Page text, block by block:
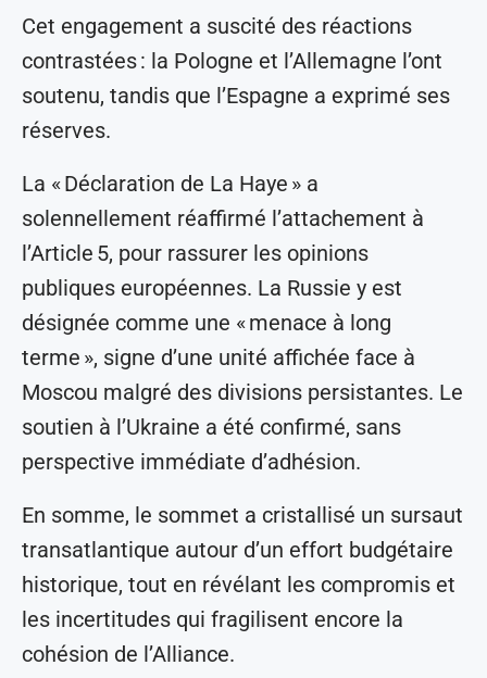
Cet engagement a suscité des réactions
contrastées : la Pologne et l’Allemagne l’ont
soutenu, tandis que l’Espagne a exprimé ses
réserves.
La « Déclaration de La Haye » a
solennellement réaffirmé l’attachement à
l’Article 5, pour rassurer les opinions
publiques européennes. La Russie y est
désignée comme une « menace à long
terme », signe d’une unité affichée face à
Moscou malgré des divisions persistantes. Le
soutien à l’Ukraine a été confirmé, sans
perspective immédiate d’adhésion.
En somme, le sommet a cristallisé un sursaut
transatlantique autour d’un effort budgétaire
historique, tout en révélant les compromis et
les incertitudes qui fragilisent encore la
cohésion de l’Alliance.